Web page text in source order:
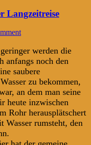
Langzeitreise
werden die
anfangs noch den
saubere
zu bekommen,
an dem man seine
heute inzwischen
Rohr herausplätschert
Wasser rumsteht, den